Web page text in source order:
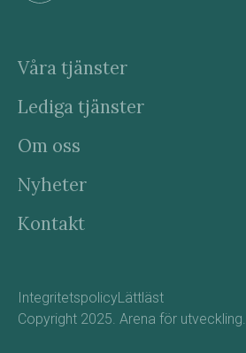
Våra tjänster
Lediga tjänster
Om oss
Nyheter
Kontakt
IntegritetspolicyLättläst
Copyright 2025. Arena för utveckling.